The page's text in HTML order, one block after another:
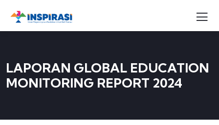
LAPORAN GLOBAL EDUCATION
MONITORING REPORT 2024